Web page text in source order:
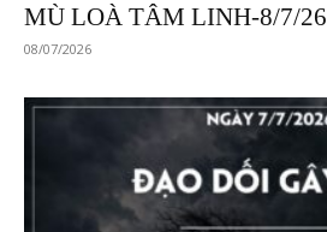
MÙ LOÀ TÂM LINH-8/7/26
08/07/2026